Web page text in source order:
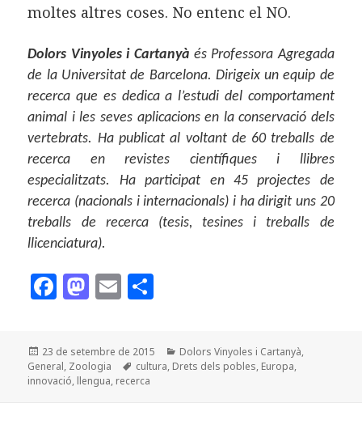
moltes altres coses. No entenc el NO.
Dolors Vinyoles i Cartanyà és Professora Agregada
de la Universitat de Barcelona. Dirigeix un equip de
recerca que es dedica a l’estudi del comportament
animal i les seves aplicacions en la conservació dels
vertebrats. Ha publicat al voltant de 60 treballs de
recerca en revistes científiques i llibres
especialitzats. Ha participat en 45 projectes de
recerca (nacionals i internacionals) i ha dirigit uns 20
treballs de recerca (tesis, tesines i treballs de
llicenciatura).
F
c
e
b
M
to
d
o
E
ai
l p
Publicat
el
23 de setembre de 2015 Categories
Dolors Vinyoles i Cartanyà,
General, Zoologia Etiquetes
cultura, Drets dels pobles, Europa,
innovació, llengua, recerca